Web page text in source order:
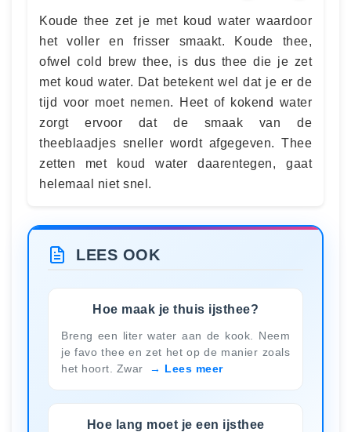
Koude thee zet je met koud water waardoor
het voller en frisser smaakt. Koude thee,
ofwel cold brew thee, is dus thee die je zet
met koud water. Dat betekent wel dat je er de
tijd voor moet nemen. Heet of kokend water
zorgt ervoor dat de smaak van de
theeblaadjes sneller wordt afgegeven. Thee
zetten met koud water daarentegen, gaat
helemaal niet snel.
LEES OOK
Hoe maak je thuis ijsthee?
Breng een liter water aan de kook. Neem
je favo thee en zet het op de manier zoals
het hoort. Zwar
Lees meer
Hoe lang moet je een ijsthee